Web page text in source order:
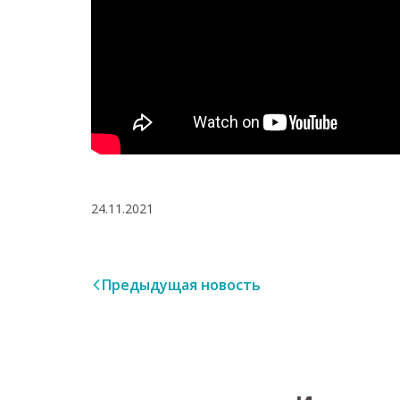
24.11.2021
Предыдущая новость